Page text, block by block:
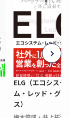
ELG（エコシステ
ム・レッド・グロ
ス）